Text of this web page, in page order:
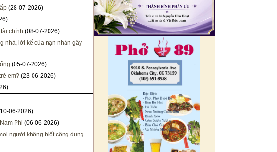
(28-07-2026)
chính (08-07-2026)
nhà, lời kể của nạn nhân gây
(05-07-2026)
em? (23-06-2026)
06-2026)
Phi (06-06-2026)
người không biết công dụng